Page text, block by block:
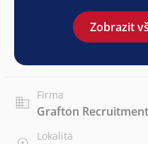
Zobrazit
Firma
Grafton
Lokalita